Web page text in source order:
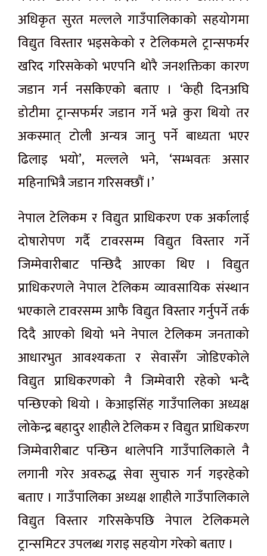
अधिकृत सुरत मल्लले गाउँपालिकाको सहयोगमा
विद्युत विस्तार भइसकेको र टेलिकमले ट्रान्सफर्मर
खरिद गरिसकेको भएपनि थोरै जनशक्तिका कारण
जडान गर्न नसकिएको बताए । ‘केही दिनअघि
डोटीमा ट्रान्सफर्मर जडान गर्ने भन्ने कुरा थियो तर
अकस्मात् टोली अन्यत्र जानु पर्ने बाध्यता भएर
ढिलाइ भयो’, मल्लले भने, ‘सम्भवतः असार
महिनाभित्रै जडान गरिसक्छौं ।’
नेपाल टेलिकम र विद्युत प्राधिकरण एक अर्कालाई
दोषारोपण गर्दै टावरसम्मविद्युत विस्तार गर्ने
जिम्मेवारीबाट पन्छिदै आएका थिए । विद्युत
प्राधिकरणले नेपाल टेलिकम व्यावसायिक संस्थान
भएकालेटावरसम्मआफै विद्युत विस्तार गर्नुपर्ने तर्क
दिदै आएको थियो भने नेपाल टेलिकम जनताको
आधारभुत आवश्यकता र सेवासँग जोडिएकोले
विद्युत प्राधिकरणको नै जिम्मेवारी रहेको भन्दै
पन्छिएको थियो । केआइसिंह गाउँपालिका अध्यक्ष
लोकेन्द्र बहादुर शाहीले टेलिकम र विद्युत प्राधिकरण
जिम्मेवारीबाट पन्छिन थालेपनिगाउँपालिकाले नै
लगानी गरेर अवरुद्ध सेवा सुचारु गर्न गइरहेको
बताए । गाउँपालिका अध्यक्ष शाहीले गाउँपालिकाले
विद्युत विस्तार गरिसकेपछि नेपाल टेलिकमले
ट्रान्समिटर उपलब्ध गराइ सहयोग गरेको बताए ।